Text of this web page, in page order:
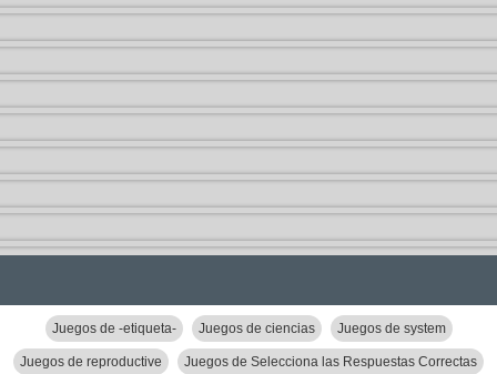
Juegos de -etiqueta- Juegos de ciencias Juegos de system
Juegos de reproductive Juegos de Selecciona las Respuestas Correctas